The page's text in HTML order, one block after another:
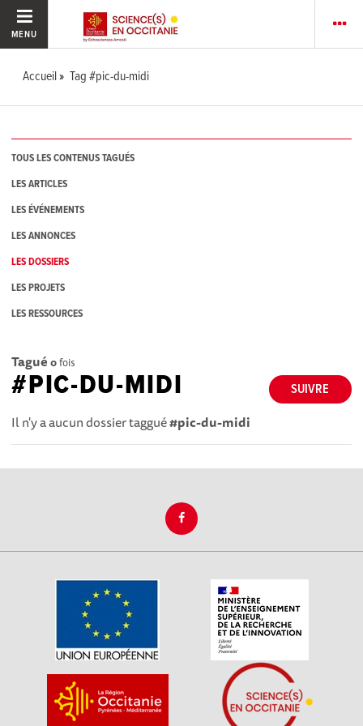
MENU
Accueil Tag #pic-du-midi
TOUS LES CONTENUS TAGUÉS
LES ARTICLES
LES ÉVÉNEMENTS
LES ANNONCES
LES DOSSIERS
LES PROJETS
LES RESSOURCES
Tagué 0fois
SUIVRE
#PIC-DU-MIDI
Il n'y a aucun dossier taggué#pic-du-midi